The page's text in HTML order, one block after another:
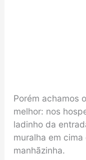
Porém achamos
melhor: nos
ladinho da
muralha em
manhãzinha.